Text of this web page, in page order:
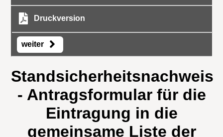
Druckversion
weiter
Standsicherheitsnachweis
- Antragsformular für die
Eintragung in die
gemeinsame Liste der